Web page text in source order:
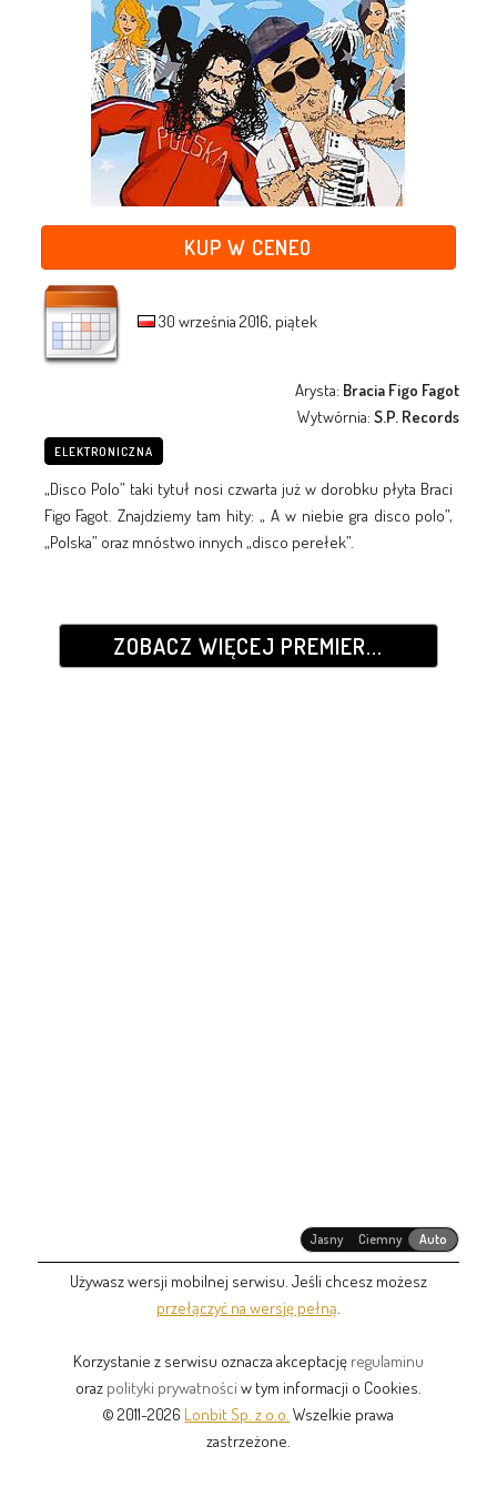
KUP W CENEO
30 września 2016, piątek
Arysta: Bracia Figo Fagot
Wytwórnia:S.P. Records
ELEKTRONICZNA
„Disco Polo” taki tytuł nosi czwarta już w dorobku płyta Braci
Figo Fagot. Znajdziemy tam hity: „ A w niebie gra disco polo”,
„Polska” oraz mnóstwo innych „disco perełek”.
ZOBACZ WIĘCEJ PREMIER...
Jasny Ciemny Auto
Używasz wersji mobilnej serwisu. Jeśli chcesz możesz
przełączyć na wersję pełną
Korzystanie z serwisu oznacza akceptację regulaminu
oraz polityki prywatności w tym informacji o Cookies.
© 2011-2026 Lonbit Sp. z o.o. Wszelkie prawa
zastrzeżone.